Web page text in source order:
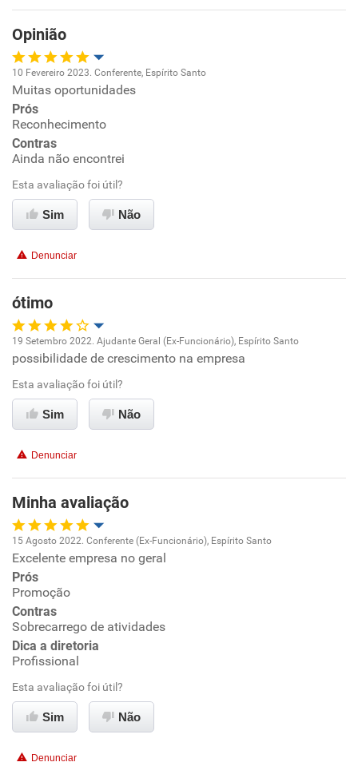
Recomenda esta empresa
Opinião
Oportunidade de promoção
Ambiente de trabalho
Benefícios
Recomenda esta empresa
Recomenda a diretoria
10 Fevereiro 2023. Conferente, Espírito Santo
Muitas oportunidades
Prós
Reconhecimento
Contras
Ainda não encontrei
Esta avaliação foi útil?
Sim Não
Denunciar
ótimo
Oportunidade de promoção
Ambiente de trabalho
Benefícios
Recomenda esta empresa
Recomenda a diretoria
19 Setembro 2022. Ajudante Geral (Ex-Funcionário), Espírito Santo
possibilidade de crescimento na empresa
Esta avaliação foi útil?
Sim Não
Denunciar
Minha avaliação
Oportunidade de promoção
Ambiente de trabalho
Conciliação com a vida familiar
Recomenda esta empresa
15 Agosto 2022. Conferente (Ex-Funcionário), Espírito Santo
Excelente empresa no geral
Prós
Promoção
Contras
Sobrecarrego de atividades
Dica a diretoria
Profissional
Esta avaliação foi útil?
Sim Não
Denunciar